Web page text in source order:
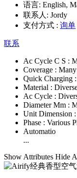
语言: English,
联系人: Jordy
支付方式 : 询单
联系
Ac Cycle C S :
Coverage :
Quick Charging :
Material :
Ac Cycle :
Diameter Mm :
Unit Dimension :
Phase : Various
Automatio
...
Show Attributes Hide